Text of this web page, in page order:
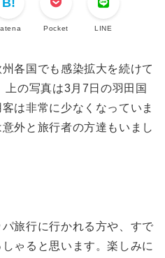
Pocket LINE
各国でも感染拡大を続けて
の写真は3月7日の羽田国
は非常に少なくなっていま
外と旅行者の方達もいまし
旅行に行かれる方や、すで
ゃると思います。楽しみに